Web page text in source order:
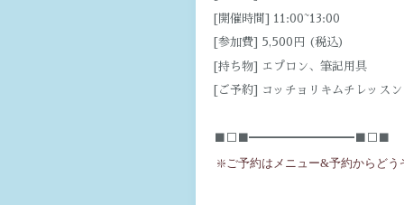
[開催時間] 11:00~13:00
[参加費] 5,500円 (税込)
[持ち物] エプロン、筆記用具
[ご予約] コッチョリキムチレッスン
■□■━━━━━━━━━■□■
❇️ご予約はメニュー&予約からどう